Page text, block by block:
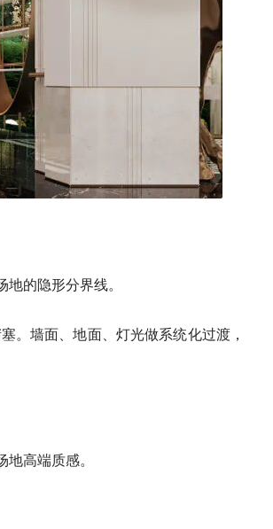
的隐形分界线。
。墙面、地面、灯光做系统化过渡，
高端质感。